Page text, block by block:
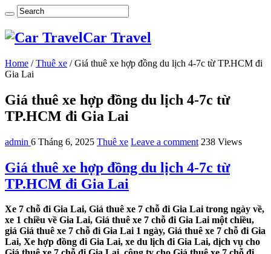
Car Travel
Home / Thuê xe / Giá thuê xe hợp đồng du lịch 4-7c từ TP.HCM đi
Gia Lai
Giá thuê xe hợp đồng du lịch 4-7c từ
TP.HCM đi Gia Lai
admin 6 Tháng 6, 2025 Thuê xe Leave a comment 238 Views
Giá thuê xe hợp đồng du lịch 4-7c từ
TP.HCM đi Gia Lai
Xe 7 chỗ đi Gia Lai, Giá thuê xe 7 chỗ đi Gia Lai trong ngày về,
xe 1 chiều về Gia Lai, Giá thuê xe 7 chỗ đi Gia Lai một chiều,
giá Giá thuê xe 7 chỗ đi Gia Lai 1 ngày, Giá thuê xe 7 chỗ đi Gia
Lai, Xe hợp đồng đi Gia Lai, xe du lịch đi Gia Lai, dịch vụ cho